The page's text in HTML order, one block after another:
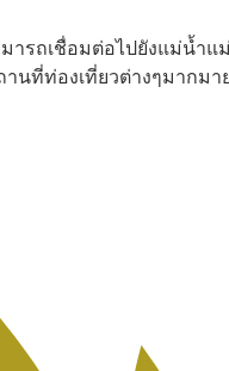
ถเชื่อมต่อไปยังแม่น้ำ
ที่ท่องเที่ยวต่างๆมากม